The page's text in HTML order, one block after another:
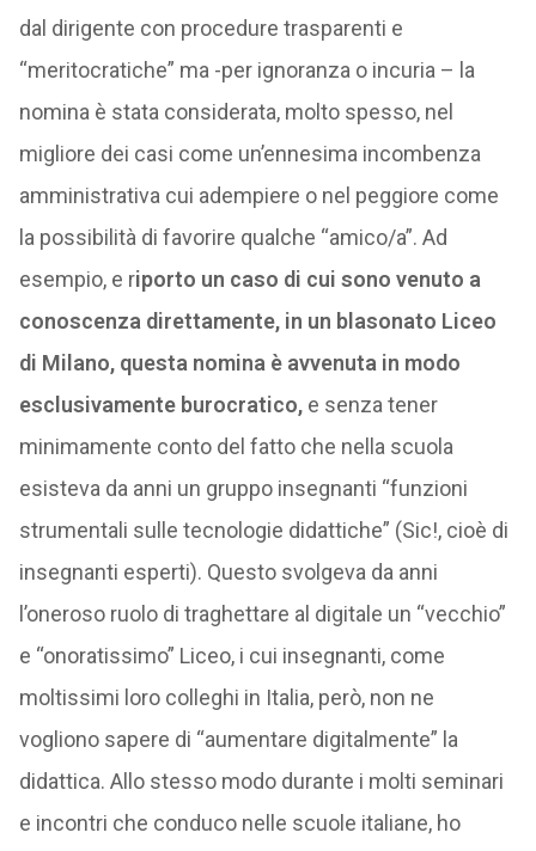
dal dirigente con procedure trasparenti e
“meritocratiche” ma -per ignoranza o incuria – la
nomina è stata considerata, molto spesso, nel
migliore dei casi come un’ennesima incombenza
amministrativa cui adempiere o nel peggiore come
la possibilità di favorire qualche “amico/a”. Ad
esempio, e riporto un caso di cui sono venuto a
conoscenza direttamente, in un blasonato Liceo
di Milano, questa nomina è avvenuta in modo
esclusivamente burocratico, e senza tener
minimamente conto del fatto che nella scuola
esisteva da anni un gruppo insegnanti “funzioni
strumentali sulle tecnologie didattiche” (Sic!, cioè di
insegnanti esperti). Questo svolgeva da anni
l’oneroso ruolo di traghettare al digitale un “vecchio”
e “onoratissimo” Liceo, i cui insegnanti, come
moltissimi loro colleghi in Italia, però, non ne
vogliono sapere di “aumentare digitalmente” la
didattica. Allo stesso modo durante i molti seminari
e incontri che conduco nelle scuole italiane, ho